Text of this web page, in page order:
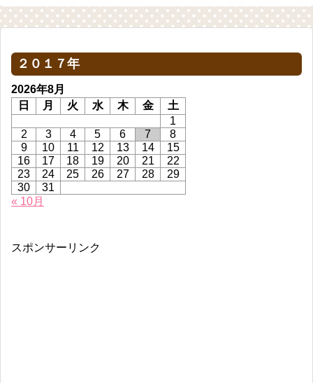
２０１７年
2026年8月
日
月 火 水 木 金
土
1
2
3 4 5 6 7
8
9
10 11 12 13 14
15
16
17 18 19 20 21
22
23
24 25 26 27 28
29
30
31
« 10月
スポンサーリンク